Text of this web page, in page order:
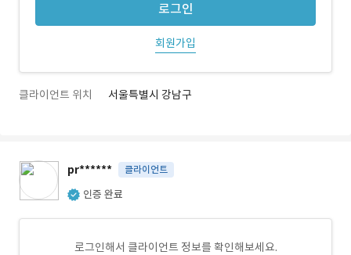
로그인
회원가입
클라이언트 위치 서울특별시 강남구
pr****** 클라이언트
인증 완료
로그인해서 클라이언트 정보를 확인해보세요.